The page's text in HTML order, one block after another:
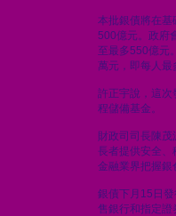
本批銀債將在基
500億元。政府
至最多550億元
萬元，即每人
許正宇說，這次
程儲備基金。
財政司司長陳
長者提供安全、
金融業界把握銀
銀債下月15日
售銀行和指定證